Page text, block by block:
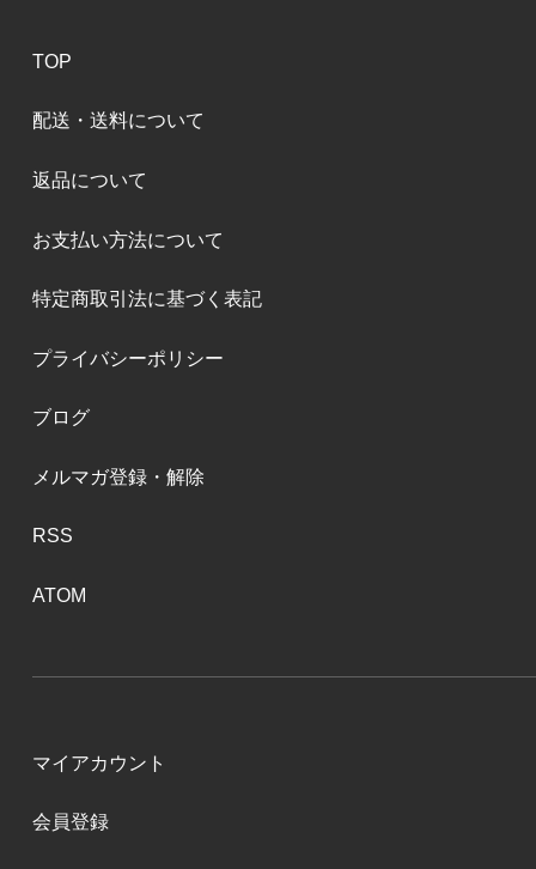
TOP
配送・送料について
返品について
お支払い方法について
特定商取引法に基づく表記
プライバシーポリシー
ブログ
メルマガ登録・解除
RSS
ATOM
マイアカウント
会員登録